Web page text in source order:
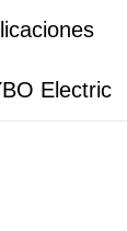
Electric